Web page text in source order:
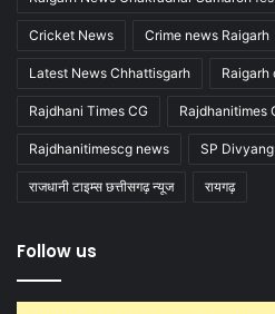
Cricket News Crime news Raigarh
Latest News Chhattisgarh Raigarh
Rajdhani Times CG Rajdhanitimes
Rajdhanitimescg news SP
राजधानी टाइम्स छत्तीसगढ़ न्यूज रायगढ़
Follow us